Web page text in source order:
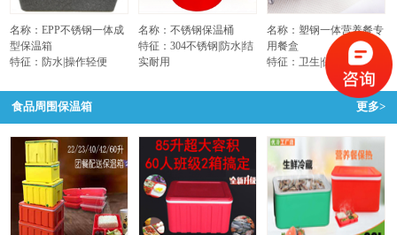
名称：EPP不锈钢一体成
型保温箱
特征：防水|操作轻便
名称：不锈钢保温桶
特征：304不锈钢|防水|结
实耐用
名称：塑钢一体营养餐专
用餐盒
特征：卫生|保温不烫手
食品周围保温箱 更多>